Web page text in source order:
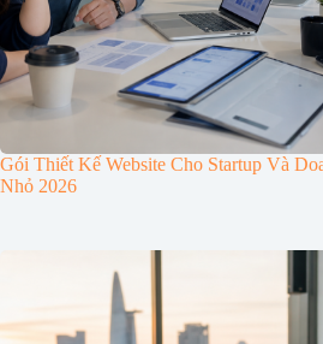
Gói Thiết Kế Website Cho Startup Và
Nhỏ 2026